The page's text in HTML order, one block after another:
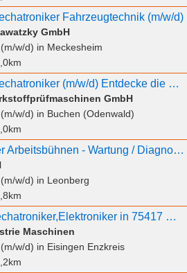
Fahrzeugtechnik (m/w/d)
GmbH
w/d) in Meckesheim
Elektriker / Mechatroniker (m/w/d) Entdecke die Welt auf unsere Kosten!
GmbH
w/d) in Buchen (Odenwald)
Mechatroniker Arbeitsbühnen - Wartung / Diagnose / Elektrik (m/w/d)
w/d) in Leonberg
Elektriker, Mechatroniker,Elektroniker in 75417 Mühlacker gesucht
Maschinen
w/d) in Eisingen Enzkreis